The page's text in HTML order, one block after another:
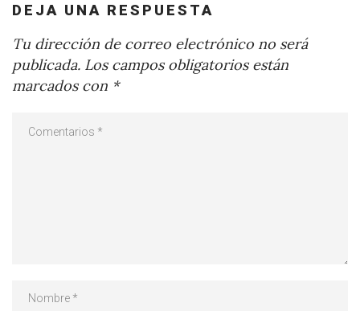
DEJA UNA RESPUESTA
Tu dirección de correo electrónico no será
publicada. Los campos obligatorios están
marcados con *